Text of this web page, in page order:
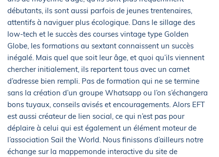
débutants, ils sont aussi parfois de jeunes trentenaires,
attentifs à naviguer plus écologique. Dans le sillage des
low-tech et le succès des courses vintage type Golden
Globe, les formations au sextant connaissent un succès
inégalé. Mais quel que soit leur âge, et quoi qu’ils viennent
chercher initialement, ils repartent tous avec un carnet
d’adresse bien rempli. Pas de formation qui ne se termine
sans la création d’un groupe Whatsapp ou l’on s’échangera
bons tuyaux, conseils avisés et encouragements. Alors EFT
est aussi créateur de lien social, ce qui n’est pas pour
déplaire à celui qui est également un élément moteur de
l’association Sail the World. Nous finissons d’ailleurs notre
échange sur la mappemonde interactive du site de